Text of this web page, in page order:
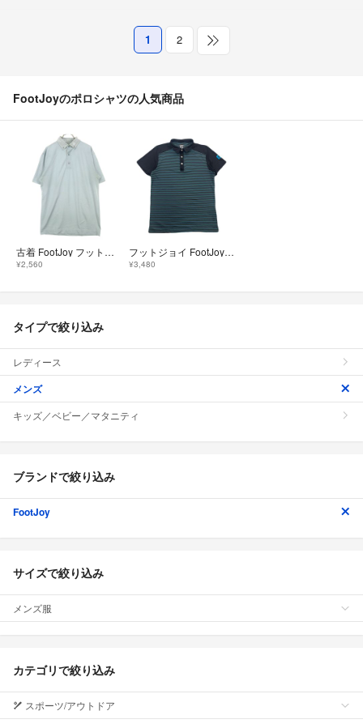
1 2
FootJoyのポロシャツの人気商品
古着 FootJoy フットジョイ 半袖 ポロシャツ M ブルーグレー メンズ
¥2,560
フットジョイ FootJoy ポロシャツ 半袖 メンズ S ブラック ライトブルー ボーダー ロゴ ストレッチ ポリエステル ゴルフウェア
¥3,480
タイプで絞り込み
レディース
メンズ
キッズ／ベビー／マタニティ
ブランドで絞り込み
FootJoy
サイズで絞り込み
メンズ服
カテゴリで絞り込み
スポーツ/アウトドア